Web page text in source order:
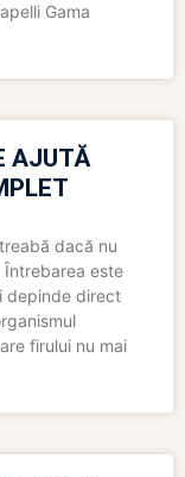
Gama
AJUTĂ
dacă nu
este
depinde direct
firului nu mai